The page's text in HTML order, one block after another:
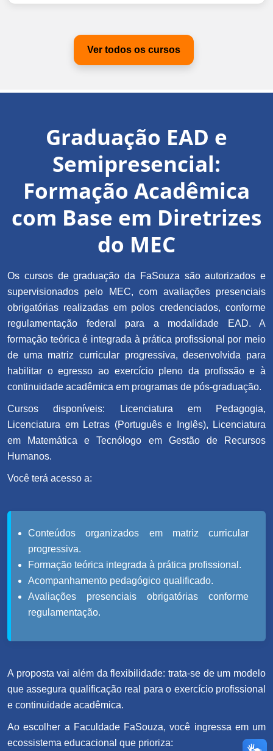
Ver todos os cursos
Graduação EAD e
Semipresencial:
Formação Acadêmica
com Base em Diretrizes
do MEC
Os cursos de graduação da FaSouza são autorizados e
supervisionados pelo MEC, com avaliações presenciais
obrigatórias realizadas em polos credenciados, conforme
regulamentação federal para a modalidade EAD. A
formação teórica é integrada à prática profissional por meio
de uma matriz curricular progressiva, desenvolvida para
habilitar o egresso ao exercício pleno da profissão e à
continuidade acadêmica em programas de pós-graduação.
Cursos disponíveis: Licenciatura em Pedagogia,
Licenciatura em Letras (Português e Inglês), Licenciatura
em Matemática e Tecnólogo em Gestão de Recursos
Humanos.
Você terá acesso a:
Conteúdos organizados em matriz curricular
progressiva.
Formação teórica integrada à prática profissional.
Acompanhamento pedagógico qualificado.
Avaliações presenciais obrigatórias conforme
regulamentação.
A proposta vai além da flexibilidade: trata-se de um modelo
que assegura qualificação real para o exercício profissional
e continuidade acadêmica.
Ao escolher a Faculdade FaSouza, você ingressa em um
ecossistema educacional que prioriza: